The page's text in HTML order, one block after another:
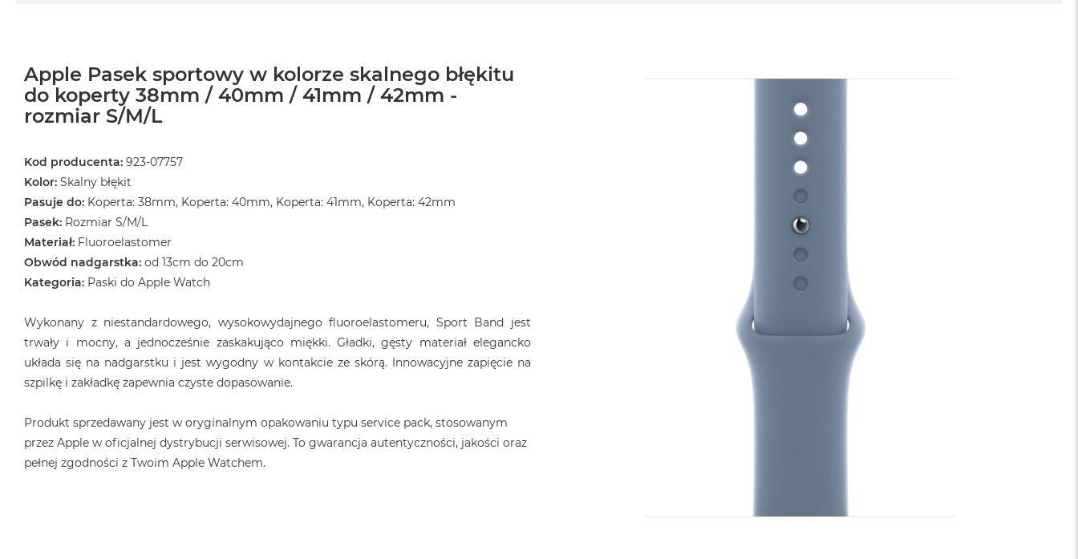
Apple Pasek sportowy w kolorze skalnego błękitu
do koperty 38mm / 40mm / 41mm / 42mm -
rozmiar S/M/L
Kod producenta: 923-07757
Kolor: Skalny błękit
Pasuje do: Koperta: 38mm, Koperta: 40mm, Koperta: 41mm, Koperta: 42mm
Pasek: Rozmiar S/M/L
Materiał: Fluoroelastomer
Obwód nadgarstka: od 13cm do 20cm
Kategoria: Paski do Apple Watch
Wykonany z niestandardowego, wysokowydajnego fluoroelastomeru, Sport Band jest
trwały i mocny, a jednocześnie zaskakująco miękki. Gładki, gęsty materiał elegancko
układa się na nadgarstku i jest wygodny w kontakcie ze skórą. Innowacyjne zapięcie na
szpilkę i zakładkę zapewnia czyste dopasowanie.
Produkt sprzedawany jest w oryginalnym opakowaniu typu service pack, stosowanym
przez Apple w oficjalnej dystrybucji serwisowej. To gwarancja autentyczności, jakości oraz
pełnej zgodności z Twoim Apple Watchem.